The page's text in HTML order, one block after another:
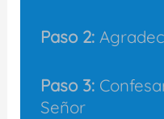
Paso 2:
Paso 3:
Señor